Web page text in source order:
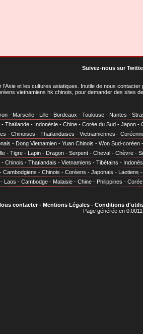
Suivez-nous sur
l'Asie et les cultures asiatiques . Inutile de nous
vietnamiens hk chinois, pour demander des sites
- Marseille - Lille - Bordeaux - Toulouse - Nantes -
- Thaïlande - Indonésie - Chine - Corée du Sud - Japon -
- Chinoises - Thaïlandaises - Vietnamiennes -
- Dong Vietnamien - Yuan Chinois - Won Sud-coréen
- Tigre - Lapin - Dragon - Serpent - Cheval - Chèvre -
- Chinois - Thaïlandais - Vietnamiens - Tibétains -
- Cambodgiens - Chinois - Coréens - Japonais - Laotiens
- Laos - Cambodge - Malaisie - Chine - Philippines - Corée
contacter- Mentions Légales- Conditions
Page générée en